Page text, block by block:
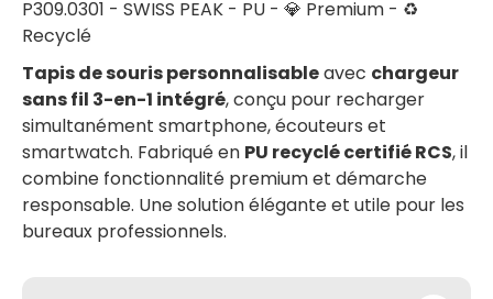
P309.0301 - SWISS PEAK - PU - 💎 Premium - ♻️
Recyclé
Tapis de souris personnalisableavec chargeur
sans fil 3-en-1 intégré, conçu pour recharger
simultanément smartphone, écouteurs et
smartwatch. Fabriqué en PU recyclé certifié RCS, il
combine fonctionnalité premium et démarche
responsable. Une solution élégante et utile pour les
bureaux professionnels.